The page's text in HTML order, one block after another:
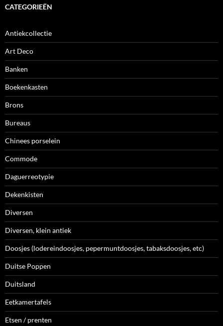
CATEGORIEËN
Antiekcollectie
Art Deco
Banken
Boekenkasten
Brons
Bureaus
Chinees porselein
Commode
Daguerreotypie
Dekenkisten
Diversen
Diversen, klein antiek
Doosjes (lodereindoosjes, pepermuntdoosjes, tabaksdoosjes, etc)
Duitse Poppen
Duitsland
Eetkamertafels
Etsen / prenten